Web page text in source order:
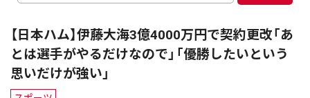
【日本ハム】伊藤大海3億4000万円で契約更改「あ
とは選手がやるだけなので」「優勝したいという
思いだけが強い」